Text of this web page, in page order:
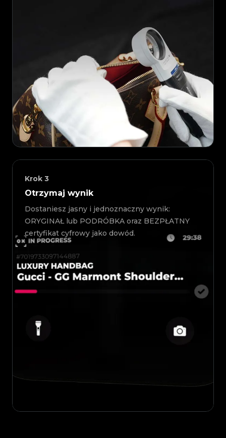
Krok 3
Otrzymaj wynik
Dostaniesz jasny i jednoznaczny wynik:
ORYGINAŁ lub PODRÓBKA oraz BEZPŁATNY
certyfikat cyfrowy jako dowód.